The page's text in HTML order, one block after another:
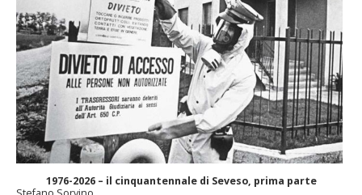
1976-2026 – il cinquantennale di Seveso, prima parte